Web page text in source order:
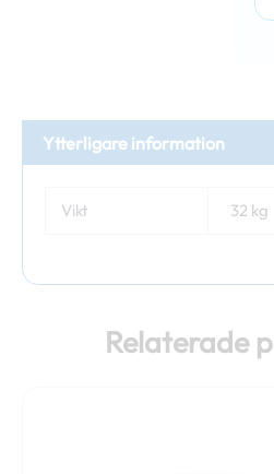
Ytterligare information
Vikt 32 kg
Relaterade